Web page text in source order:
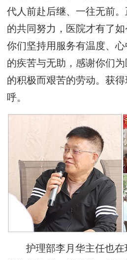
代人前赴后继、一往无前
的共同努力，医院才有了
你们坚持用服务有温度、
的疾苦与无助，感谢你们
的积极而艰苦的劳动。获
呼。
护理部李月华主任也